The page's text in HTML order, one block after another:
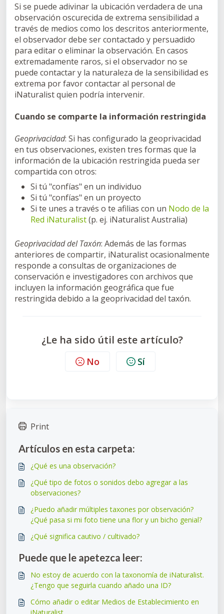
Si se puede adivinar la ubicación verdadera de una
observación oscurecida de extrema sensibilidad a
través de medios como los descritos anteriormente,
el observador debe ser contactado y persuadido
para editar o eliminar la observación. En casos
extremadamente raros, si el observador no se
puede contactar y la naturaleza de la sensibilidad es
extrema por favor contactar al personal de
iNaturalist quien podría intervenir.
Cuando se comparte la información restringida
Geoprivacidad: Si has configurado la geoprivacidad
en tus observaciones, existen tres formas que la
información de la ubicación restringida pueda ser
compartida con otros:
Si tú "confías" en un individuo
Si tú "confías" en un proyecto
Si te unes a través o te afilias con un Nodo de la
Red iNaturalist(p. ej. iNaturalist Australia)
Geoprivacidad del Taxón: Además de las formas
anteriores de compartir, iNaturalist ocasionalmente
responde a consultas de organizaciones de
conservación e investigadores con archivos que
incluyen la información geográfica que fue
restringida debido a la geoprivacidad del taxón.
¿Le ha sido útil este artículo?
No Sí
Print
Artículos en esta carpeta:
¿Qué es una observación?
¿Qué tipo de fotos o sonidos debo agregar a las
observaciones?
¿Puedo añadir múltiples taxones por observación?
¿Qué pasa si mi foto tiene una flor y un bicho genial?
¿Qué significa cautivo / cultivado?
Puede que le apetezca leer:
No estoy de acuerdo con la taxonomía de iNaturalist.
¿Tengo que seguirla cuando añado una ID?
Cómo añadir o editar Medios de Establecimiento en
iNaturalist